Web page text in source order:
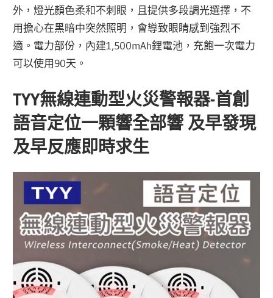
外，燈光顏色柔和不刺眼，且提供多段調光選擇，不
用擔心在黑暗中突然照明，會導致眼睛感到強烈不
適。電力部份，內建1,500mAh鋰電池，充飽一次電力
可以使用90天。
TYY無線連動型火災警報器-首創
語音定位一顆響全部響 及早發現
及早反應即時求生